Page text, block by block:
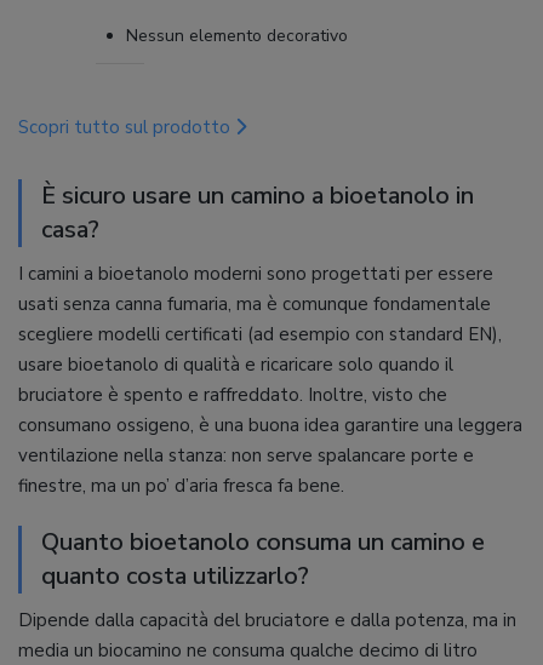
Nessun elemento decorativo
Scopri tutto sul prodotto
È sicuro usare un camino a bioetanolo in
casa?
I camini a bioetanolo moderni sono progettati per essere
usati senza canna fumaria, ma è comunque fondamentale
scegliere modelli certificati (ad esempio con standard EN),
usare bioetanolo di qualità e ricaricare solo quando il
bruciatore è spento e raffreddato. Inoltre, visto che
consumano ossigeno, è una buona idea garantire una leggera
ventilazione nella stanza: non serve spalancare porte e
finestre, ma un po’ d’aria fresca fa bene.
Quanto bioetanolo consuma un camino e
quanto costa utilizzarlo?
Dipende dalla capacità del bruciatore e dalla potenza, ma in
media un biocamino ne consuma qualche decimo di litro